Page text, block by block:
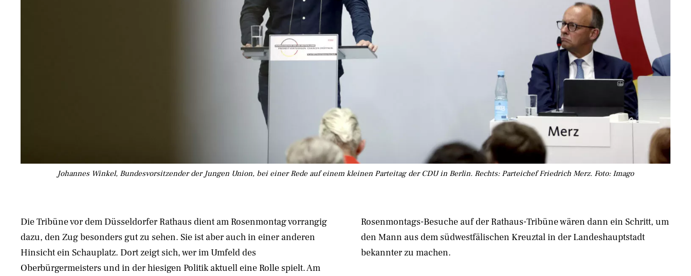
Johannes Winkel, Bundesvorsitzender der Jungen Union, bei einer Rede auf einem kleinen Parteitag der CDU in Berlin. Rechts: Parteichef Friedrich Merz. Foto: Imago
Die Tribüne vor dem Düsseldorfer Rathaus dient am Rosenmontag vorrangig
dazu, den Zug besonders gut zu sehen. Sie ist aber auch in einer anderen
Hinsicht ein Schauplatz. Dort zeigt sich, wer im Umfeld des
Oberbürgermeisters und in der hiesigen Politik aktuell eine Rolle spielt. Am
Rosenmontags-Besuche auf der Rathaus-Tribüne wären dann ein Schritt, um
den Mann aus dem südwestfälischen Kreuztal in der Landeshauptstadt
bekannter zu machen.